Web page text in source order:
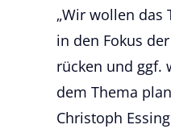
„Wir wollen das
in den Fokus
rücken und ggf.
dem Thema
Christoph